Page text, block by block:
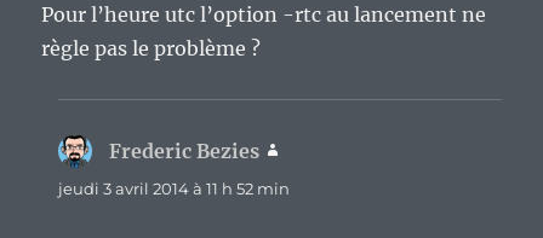
Pour l’heure utc l’option -rtc au lancement ne
règle pas le problème ?
Frederic Bezies
jeudi 3 avril 2014 à 11 h 52 min